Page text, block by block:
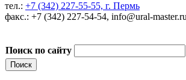
тел.: +7 (342) 227-55-55, г. Пермь
факс.: +7 (342) 227-54-54, info@ural-master.ru
Поиск по сайту